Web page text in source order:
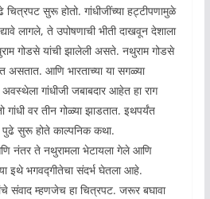
सुरू होतो. गांधीजींच्या हट्टीपणामुळे
लागले, ते उपोषणाची भीती दाखवून देशाला
गोडसे यांची झालेली असते. नथुराम गोडसे
असतात. आणि भारताच्या या सगळ्या
गांधीजी जबाबदार आहेत हा राग
गांधी वर तीन गोळ्या झाडतात. इथपर्यंत
सुरू होते काल्पनिक कथा.
नंतर ते नथुरामला भेटायला गेले आणि
इथे भगवद्गीतेचा संदर्भ घेतला आहे.
संवाद म्हणजेच हा चित्रपट. जरूर बघावा